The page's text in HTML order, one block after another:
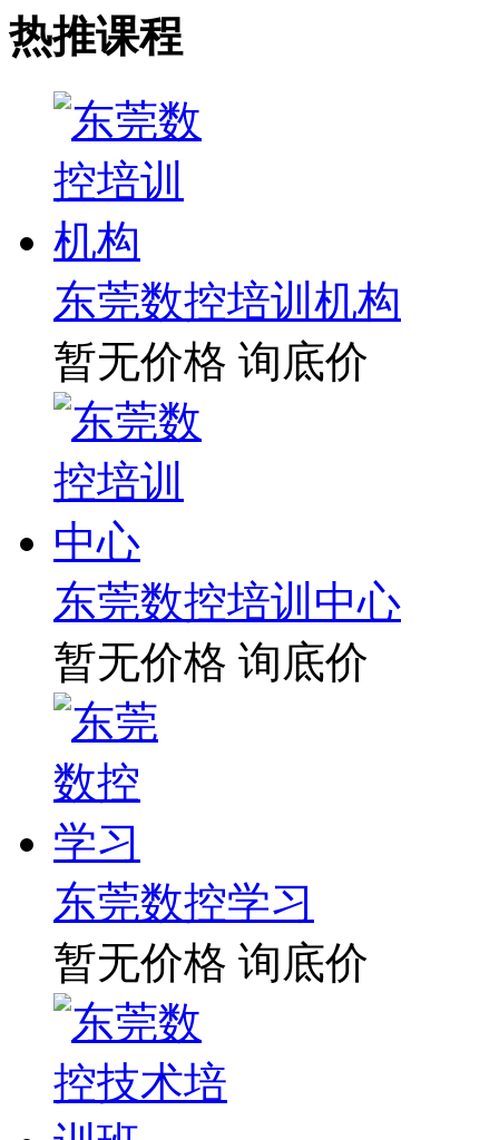
热推课程
东莞数控培训机构
暂无价格 询底价
东莞数控培训中心
暂无价格 询底价
东莞数控学习
暂无价格 询底价